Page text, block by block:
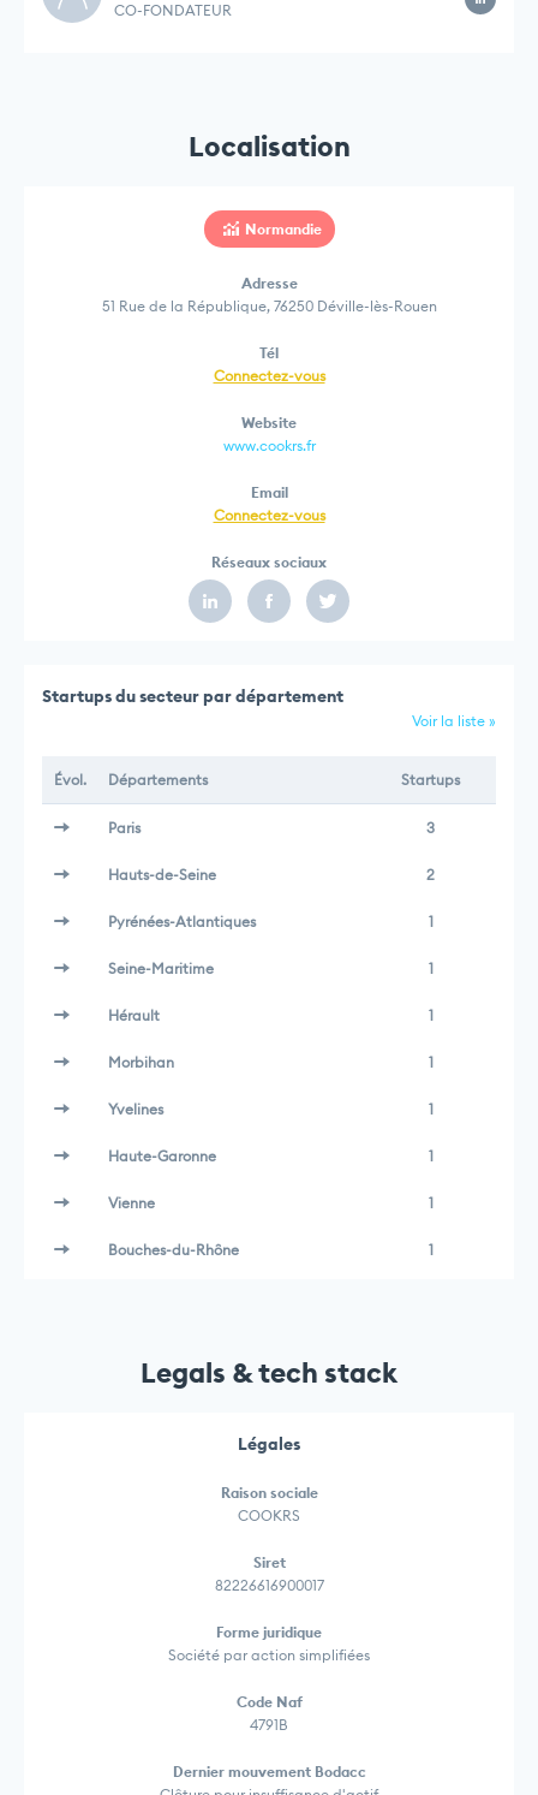
CO-FONDATEUR
Localisation
Normandie
Adresse
51 Rue de la République, 76250 Déville-lès-Rouen
Tél
Connectez-vous
Website
www.cookrs.fr
Email
Connectez-vous
Réseaux sociaux
Startups du secteur par département
Voir la liste »
Évol. Départements Startups
Paris 3
Hauts-de-Seine 2
Pyrénées-Atlantiques 1
Seine-Maritime 1
Hérault 1
Morbihan 1
Yvelines 1
Haute-Garonne 1
Vienne 1
Bouches-du-Rhône 1
Legals & tech stack
Légales
Raison sociale
COOKRS
Siret
82226616900017
Forme juridique
Société par action simplifiées
Code Naf
4791B
Dernier mouvement Bodacc